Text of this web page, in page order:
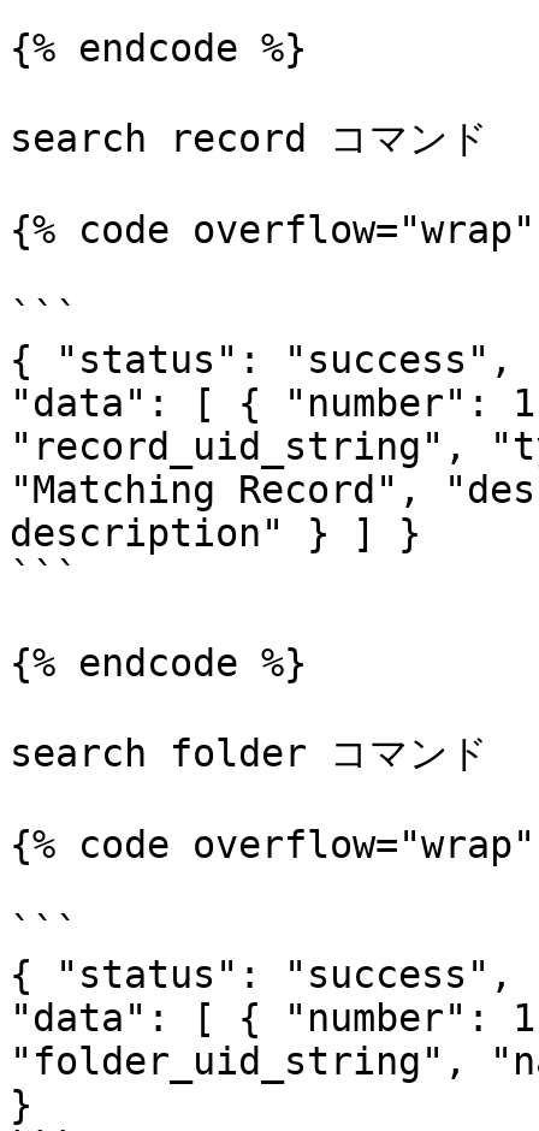
{% endcode %}
search record コマンド
{% code
```
{ "status": "success",
"data": [ { "number":
"Matching Record",
description" } ] }
```
{% endcode %}
search folder コマンド
{% code
```
{ "status": "success",
"data": [ { "number":
"folder_uid_string",
}